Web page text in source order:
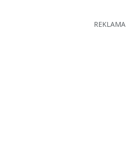
REKLAMA